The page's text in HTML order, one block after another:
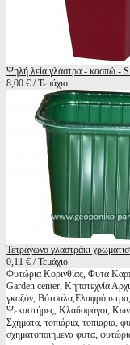
Ψηλή λεία γλάστρα - κασπώ -
8,00 € / Τεμάχιο
Τετράγωνο γλαστράκι
0,11 € / Τεμάχιο
Φυτώρια Κορινθίας, Φυτά
Garden center, Κηποτεχνία
γκαζόν,
Ψεκαστήρες, Κλαδοφάγοι,
Σχήματα, τοπιάρια, τοπιαρια,
σχηματοποιημενα φυτα,